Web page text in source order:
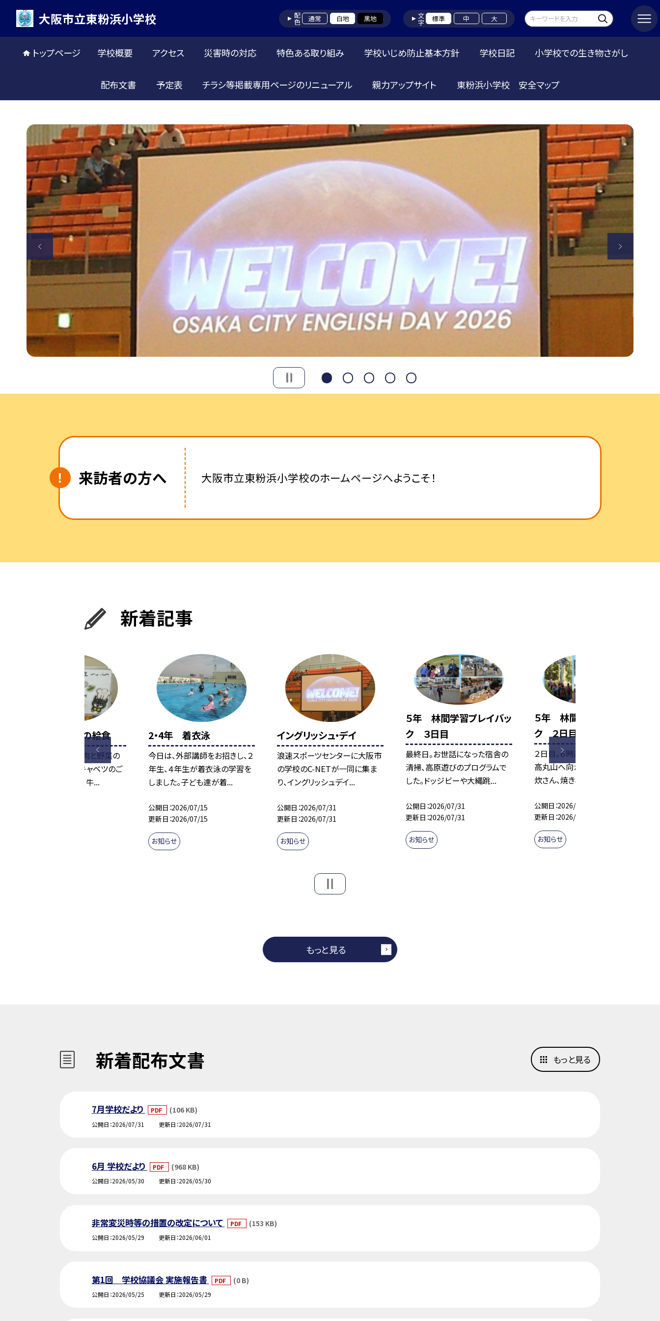
大阪市立東粉浜小学校 配色 通常 白地 黒地 文字 標準 中 大
トップページ 学校概要 アクセス 災害時の対応 特色ある取り組み 学校いじめ防止基本方針 学校日記 小学校での生き物さがし
配布文書 予定表 チラシ等掲載専用ページのリニューアル 親力アップサイト 東粉浜小学校 安全マップ
来訪者の方へ 大阪市立東粉浜小学校のホームページへようこそ！
新着記事
7月15日 今日の給食
今日の給食は、「豚肉と野菜の
煮もの、ひじき豆、キャベツのご
まみそ焼き、ごはん、牛...
2・4年 着衣泳
今日は、外部講師をお招きし、２
年生、４年生が着衣泳の学習を
しました。子ども達が着...
公開日 2026/07/15
更新日 2026/07/15
お知らせ
イングリッシュ・デイ
浪速スポーツセンターに大阪市
の学校のC-NETが一同に集ま
り、イングリッシュデイ...
公開日 2026/07/31
更新日 2026/07/31
お知らせ
５年 林間学習プレイバッ
ク ３日目
最終日。お世話になった宿舎の
清掃、高原遊びのプログラムで
した。ドッジビーや大縄跳...
公開日 2026/07/31
更新日 2026/07/31
お知らせ
５年 林間学習プレイバッ
ク ２日目
２日目。６時起床からはじまり、
高丸山へ向かって登山、飯ごう
炊さん、焼き板づくり、...
公開日 2026/07/31
更新日 2026/07/31
お知らせ
もっと見る
新着配布文書
7月学校だより PDF (106 KB)
公開日 2026/07/31 更新日 2026/07/31
6月 学校だより PDF (968 KB)
公開日 2026/05/30 更新日 2026/05/30
非常変災時等の措置の改定について PDF (153 KB)
公開日 2026/05/29 更新日 2026/06/01
第1回 学校協議会 実施報告書 PDF (0 B)
公開日 2026/05/25 更新日 2026/05/29
もっと見る